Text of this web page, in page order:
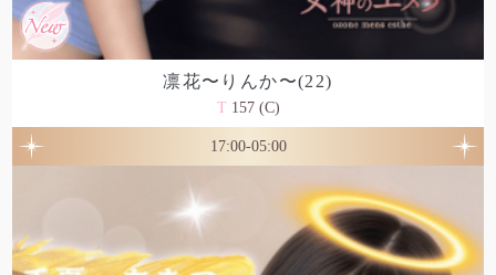
TEL
凛花〜りんか〜(22)
T157 (C)
17:00-05:00